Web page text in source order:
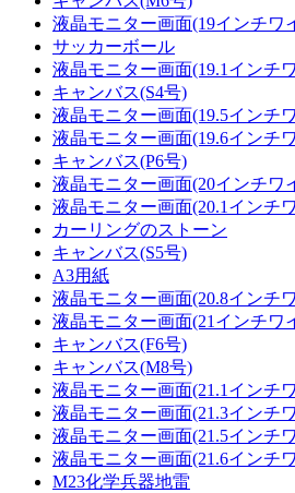
液晶モニター画面(19インチワ
サッカーボール
液晶モニター画面(19.1インチ
キャンバス(S4号)
液晶モニター画面(19.5インチ
液晶モニター画面(19.6インチ
キャンバス(P6号)
液晶モニター画面(20インチワ
液晶モニター画面(20.1インチ
カーリングのストーン
キャンバス(S5号)
A3用紙
液晶モニター画面(20.8インチ
液晶モニター画面(21インチワ
キャンバス(F6号)
キャンバス(M8号)
液晶モニター画面(21.1インチ
液晶モニター画面(21.3インチ
液晶モニター画面(21.5インチ
液晶モニター画面(21.6インチ
M23化学兵器地雷